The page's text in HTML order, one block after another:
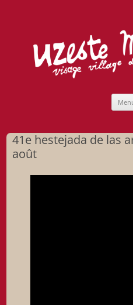
41e hestejada de las
août